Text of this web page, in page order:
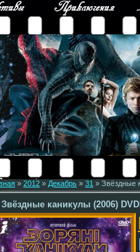
» 2012 » Декабрь » 31 » Звёздные
Звёздные каникулы (2006)